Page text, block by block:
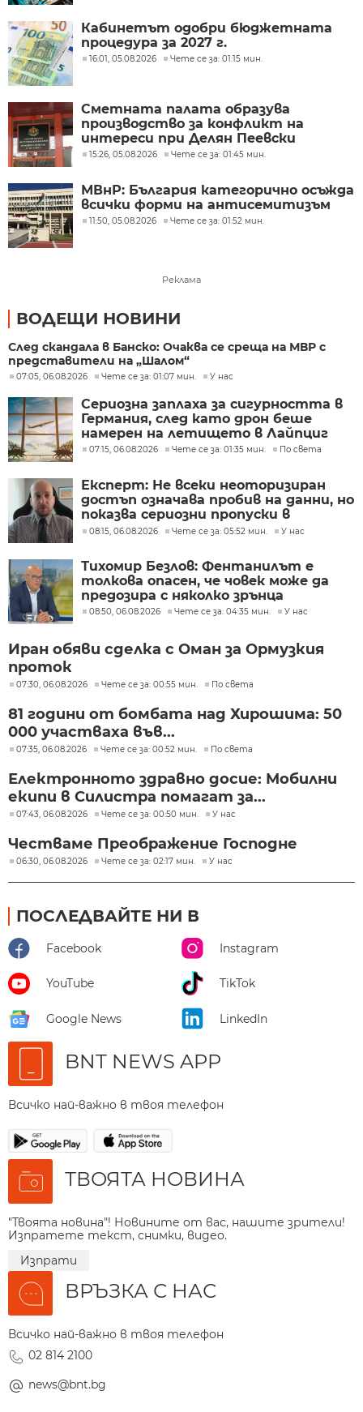
Кабинетът одобри бюджетната
процедура за 2027 г.
16:01, 05.08.2026 Чете се за: 01:15 мин.
Сметната палата образува
производство за конфликт на
интереси при Делян Пеевски
15:26, 05.08.2026 Чете се за: 01:45 мин.
МВнР: България категорично осъжда
всички форми на антисемитизъм
11:50, 05.08.2026 Чете се за: 01:52 мин.
Реклама
ВОДЕЩИ НОВИНИ
След скандала в Банско: Очаква се среща на МВР с
представители на „Шалом“
07:05, 06.08.2026 Чете се за: 01:07 мин. У нас
Сериозна заплаха за сигурността в
Германия, след като дрон беше
намерен на летището в Лайпциг
07:15, 06.08.2026 Чете се за: 01:35 мин. По света
Експерт: Не всеки неоторизиран
достъп означава пробив на данни, но
показва сериозни пропуски в
киберсигурността
08:15, 06.08.2026 Чете се за: 05:52 мин. У нас
Тихомир Безлов: Фентанилът е
толкова опасен, че човек може да
предозира с няколко зрънца
08:50, 06.08.2026 Чете се за: 04:35 мин. У нас
Иран обяви сделка с Оман за Ормузкия
проток
07:30, 06.08.2026 Чете се за: 00:55 мин. По света
81 години от бомбата над Хирошима: 50
000 участваха във...
07:35, 06.08.2026 Чете се за: 00:52 мин. По света
Електронното здравно досие: Мобилни
екипи в Силистра помагат за...
07:43, 06.08.2026 Чете се за: 00:50 мин. У нас
Честваме Преображение Господне
06:30, 06.08.2026 Чете се за: 02:17 мин. У нас
ПОСЛЕДВАЙТЕ НИ В
Facebook Instagram
YouTube TikTok
Google News LinkedIn
BNT NEWS APP
Всичко най-важно в твоя телефон
ТВОЯТА НОВИНА
"Твоята новина"! Новините от вас, нашите зрители!
Изпратете текст, снимки, видео.
Изпрати
ВРЪЗКА С НАС
Всичко най-важно в твоя телефон
02 814 2100
news@bnt.bg